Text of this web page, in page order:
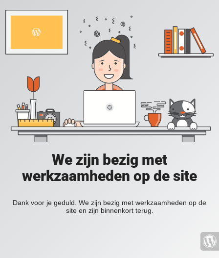
We zijn bezig met
werkzaamheden op de site
Dank voor je geduld. We zijn bezig met werkzaamheden op de
site en zijn binnenkort terug.